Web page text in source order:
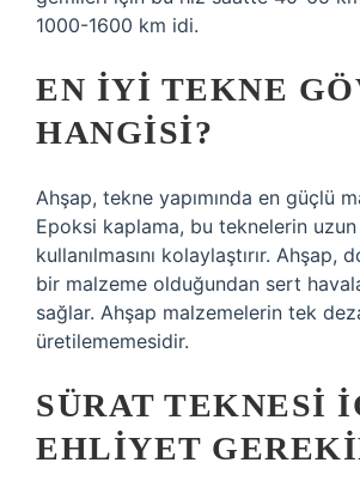
1000-1600 km idi.
EN IYI TEKNE
HANGISI?
Ahşap, tekne yapımında en güçlü
Epoksi kaplama, bu teknelerin
kullanılmasını kolaylaştırır. Ahşap,
bir malzeme olduğundan sert
sağlar. Ahşap malzemelerin tek
üretilememesidir.
SÜRAT TEKNESI
EHLIYET